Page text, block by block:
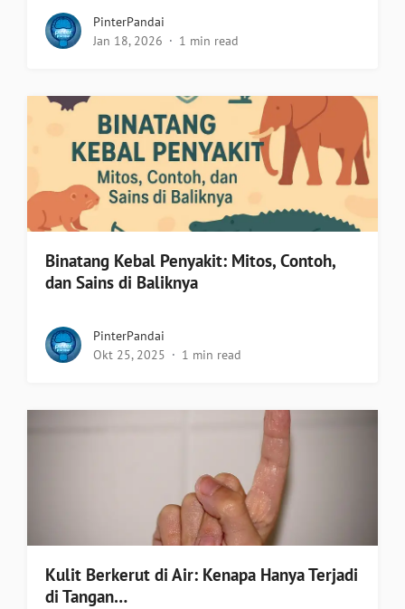
PinterPandai
Jan 18, 2026
1 min read
Binatang Kebal Penyakit: Mitos, Contoh,
dan Sains di Baliknya
PinterPandai
Okt 25, 2025
1 min read
Kulit Berkerut di Air: Kenapa Hanya Terjadi
di Tangan…